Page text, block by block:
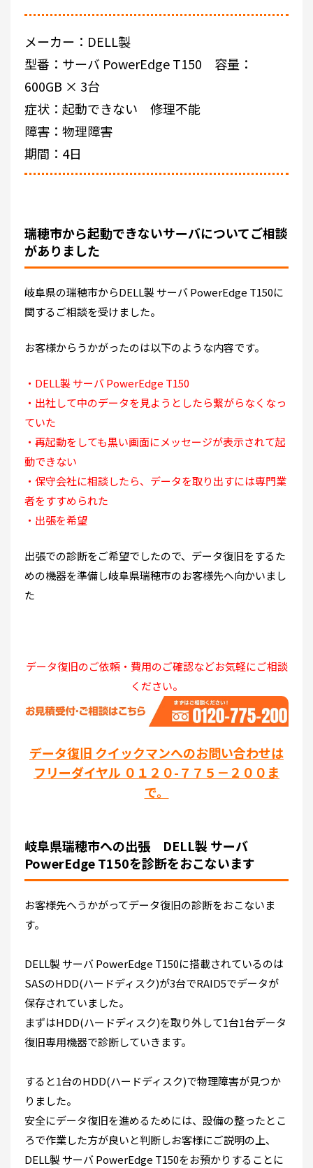
メーカー：DELL製
型番：サーバ PowerEdge T150 容量：
600GB × 3台
症状：起動できない 修理不能
障害：物理障害
期間：4日
瑞穂市から起動できないサーバについてご相談
がありました
岐阜県の瑞穂市からDELL製 サーバ PowerEdge T150に
関するご相談を受けました。
お客様からうかがったのは以下のような内容です。
・DELL製 サーバ PowerEdge T150
・出社して中のデータを見ようとしたら繋がらなくなっ
ていた
・再起動をしても黒い画面にメッセージが表示されて起
動できない
・保守会社に相談したら、データを取り出すには専門業
者をすすめられた
・出張を希望
出張での診断をご希望でしたので、データ復旧をするた
めの機器を準備し岐阜県瑞穂市のお客様先へ向かいまし
た
データ復旧のご依頼・費用のご確認などお気軽にご相談
ください。
データ復旧 クイックマンへのお問い合わせは
フリーダイヤル ０１２０-７７５－２００ま
で。
岐阜県瑞穂市への出張 DELL製 サーバ
PowerEdge T150を診断をおこないます
お客様先へうかがってデータ復旧の診断をおこないま
す。
DELL製 サーバ PowerEdge T150に搭載されているのは
SASのHDD(ハードディスク)が3台でRAID5でデータが
保存されていました。
まずはHDD(ハードディスク)を取り外して1台1台データ
復旧専用機器で診断していきます。
すると1台のHDD(ハードディスク)で物理障害が見つか
りました。
安全にデータ復旧を進めるためには、設備の整ったとこ
ろで作業した方が良いと判断しお客様にご説明の上、
DELL製 サーバ PowerEdge T150をお預かりすることに